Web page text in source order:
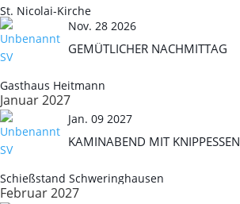
St. Nicolai-Kirche
Nov. 28 2026
GEMÜTLICHER NACHMITTAG
Gasthaus Heitmann
Januar 2027
Jan. 09 2027
KAMINABEND MIT KNIPPESSEN
Schießstand Schweringhausen
Februar 2027